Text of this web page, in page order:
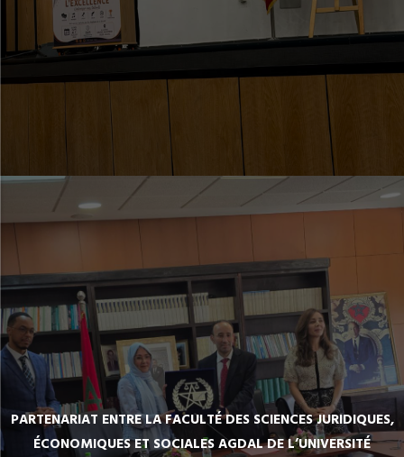
PARTENARIAT ENTRE LA FACULTÉ DES SCIENCES JURIDIQUES,
ÉCONOMIQUES ET SOCIALES AGDAL DE L’UNIVERSITÉ